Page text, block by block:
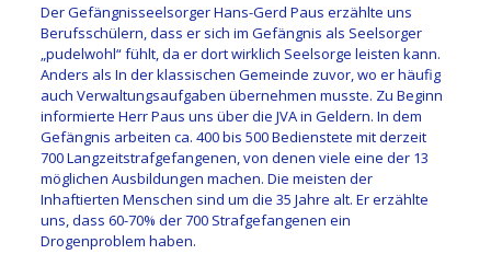
Der Gefängnisseelsorger Hans-Gerd Paus erzählte uns
Berufsschülern, dass er sich im Gefängnis als Seelsorger
„pudelwohl“ fühlt, da er dort wirklich Seelsorge leisten kann.
Anders als In der klassischen Gemeinde zuvor, wo er häufig
auch Verwaltungsaufgaben übernehmen musste. Zu Beginn
informierte Herr Paus uns über die JVA in Geldern. In dem
Gefängnis arbeiten ca. 400 bis 500 Bedienstete mit derzeit
700 Langzeitstrafgefangenen, von denen viele eine der 13
möglichen Ausbildungen machen. Die meisten der
Inhaftierten Menschen sind um die 35 Jahre alt. Er erzählte
uns, dass 60-70% der 700 Strafgefangenen ein
Drogenproblem haben.